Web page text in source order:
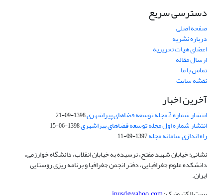
دسترسی سریع
صفحه اصلی
درباره نشریه
اعضای هیات تحریریه
ارسال مقاله
تماس با ما
نقشه سایت
آخرین اخبار
انتشار شماره 2 مجله توسعه فضاهای پیراشهری 1398-09-21
انتشار شماره اول مجله توسعه فضاهای پیراشهری1398-06-15
راه اندازی سامانه مجله1397-09-11
نشانی: خیابان شهید مفتح، نرسیده به خیابان انقلاب، دانشگاه خوارزمی،
دانشکده علوم جغرافیایی، دفتر انجمن جغرافیا و برنامه ریزی روستایی
ایران.